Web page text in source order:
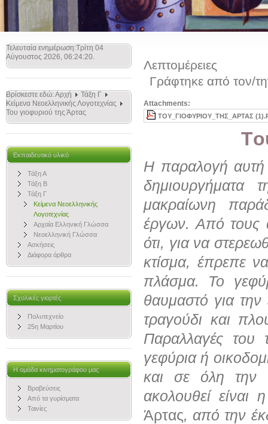
Τελευταία ενημέρωση:Τρίτη 04
Αύγουστος 2026, 06:24:20.
Βρίσκεστε εδώ:Αρχή
Τάξη Γ
Κείμενα Νεοελληνικής Λογοτεχνίας
Του γιοφυριού της Άρτας
Εκπαιδευτικό υλικό
Τάξη Α
Τάξη Β
Τάξη Γ
Κείμενα Νεοελληνικής
Λογοτεχνίας
Αρχαία Ελληνική Γλώσσα
Νεοελληνική Γλώσσα
Ασκήσεις
Διάφορα άρθρα
Σχολικές γιορτές
Πολυτεχνείο
25η Μαρτίου
Η ομάδα κινηματογράφου μας
Βραβεύσεις
Από τα γυρίσματα
Ταινίες
Λεπτομέρειες
Γράφτηκε από τον/
Attachments:
ΤΟΥ_ΓΙΟΦΥΡΙΟΥ_ΤΗΣ_ΑΡΤΑΣ
Η παραλογή αυτή
δημιουργήματα
μακραίωνη
έργων. Από τους
ότι, για να
κτίσμα, έπρεπε
πλάσμα. Το
θαυμαστό για
τραγούδι και
Παραλλαγές του
γεφύρια ή
και σε όλη την
ακολουθεί
Άρτας, από την